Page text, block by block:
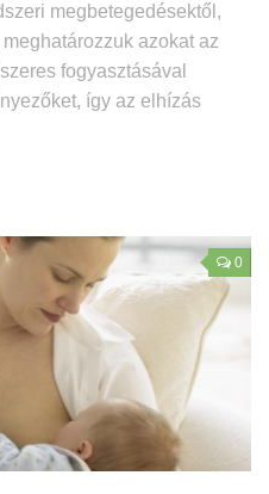
megbetegedésektől,
azokat az
fogyasztásával
így az elhízás
0